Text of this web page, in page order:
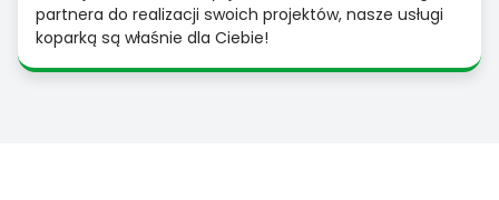
partnera do realizacji swoich projektów, nasze usługi
koparką są właśnie dla Ciebie!